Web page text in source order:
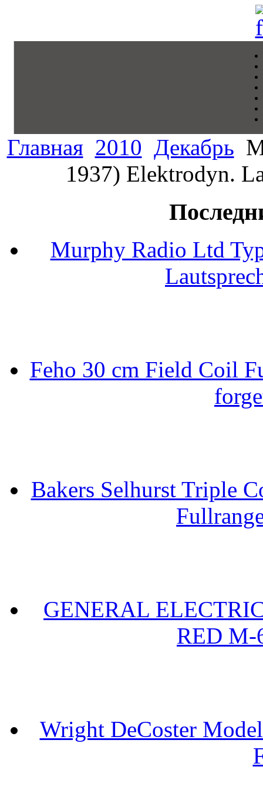
Главная 2010 Декабрь
1937) Elektrodyn.
Murphy Radio Ltd
Feho 30 cm Field Coil
Bakers Selhurst Triple
GENERAL
RED M-
Wright DeCoster